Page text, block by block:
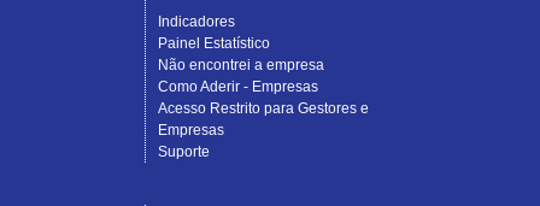
Indicadores
Painel Estatístico
Não encontrei a empresa
Como Aderir - Empresas
Acesso Restrito para Gestores e
Empresas
Suporte